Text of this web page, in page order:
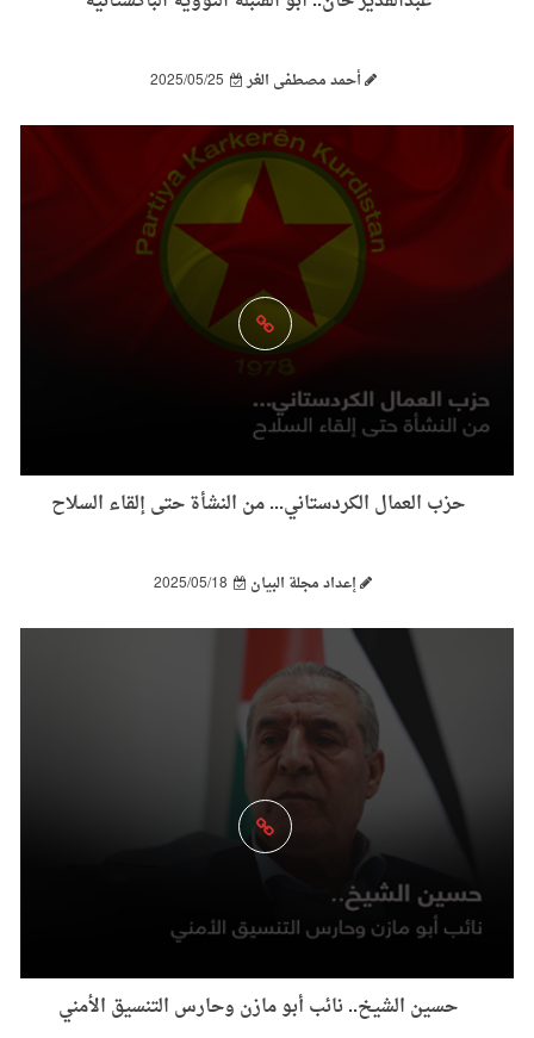
أحمد مصطفى الغر 2025/05/25
حزب العمال الكردستاني... من النشأة حتى إلقاء السلاح
إعداد مجلة البيان 2025/05/18
حسين الشيخ.. نائب أبو مازن وحارس التنسيق الأمني